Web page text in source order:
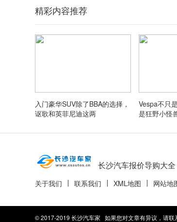
精彩内容推荐
入门豪华SUV除了BBA的选择，
讴歌和英菲尼迪这两
Vespa不只
是狂野小怪
长沙汽车报价导购大全
关于我们 联系我们 XML地图 网站地
© 2017-2019 长沙汽车家 如果您对文章有异议，请联